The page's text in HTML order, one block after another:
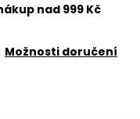
nad 999 Kč
Možnosti doručení